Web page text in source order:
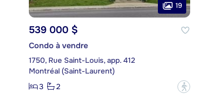
19
539 000 $
Condo à vendre
1750, Rue Saint-Louis, app. 412
Montréal (Saint-Laurent)
3
2 ?